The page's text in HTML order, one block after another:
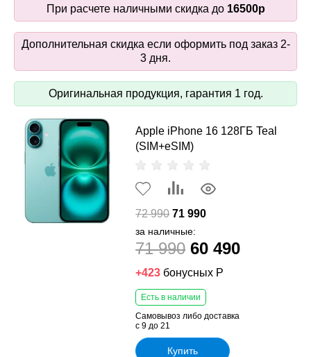
При расчете наличными скидка до 16500р
Дополнительная скидка если оформить под заказ 2-
3 дня.
Оригинальная продукция, гарантия 1 год.
Apple iPhone 16 128ГБ Teal
(SIM+eSIM)
72 990 71 990
за наличные:
71 990 60 490
+423 бонусных Р
Есть в наличии
Самовывоз либо доставка
с 9 до 21
Купить